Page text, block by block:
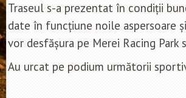
Traseul s-a prezentat în condiții
date în funcțiune noile aspersoare
vor desfășura pe Merei Racing
Au urcat pe podium următorii